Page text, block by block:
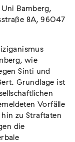
FADEN,
Bamberg,
8A, 96047
wie
Sinti und
Grundlage ist
Vorfälle
zu Straftaten
die